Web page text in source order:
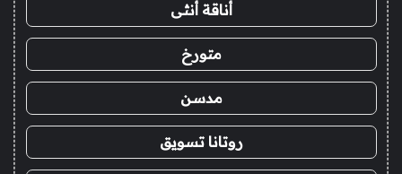
أناقة أنثى
متورخ
مدسن
روتانا تسويق